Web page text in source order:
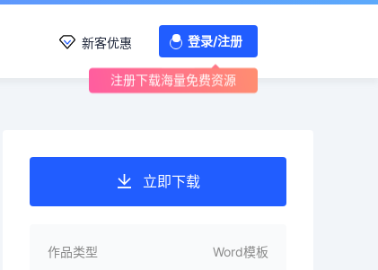
新客优惠 登录/注册
注册下载海量免费资源
立即下载
作品类型 Word模板